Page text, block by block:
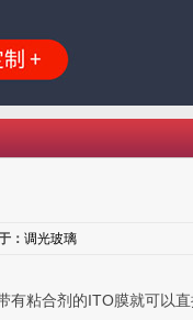
： 调光玻璃
有粘合剂的ITO膜就可以